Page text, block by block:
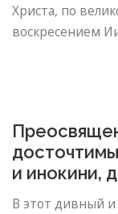
Христа, по
воскресением
и инокини,
В этот дивный